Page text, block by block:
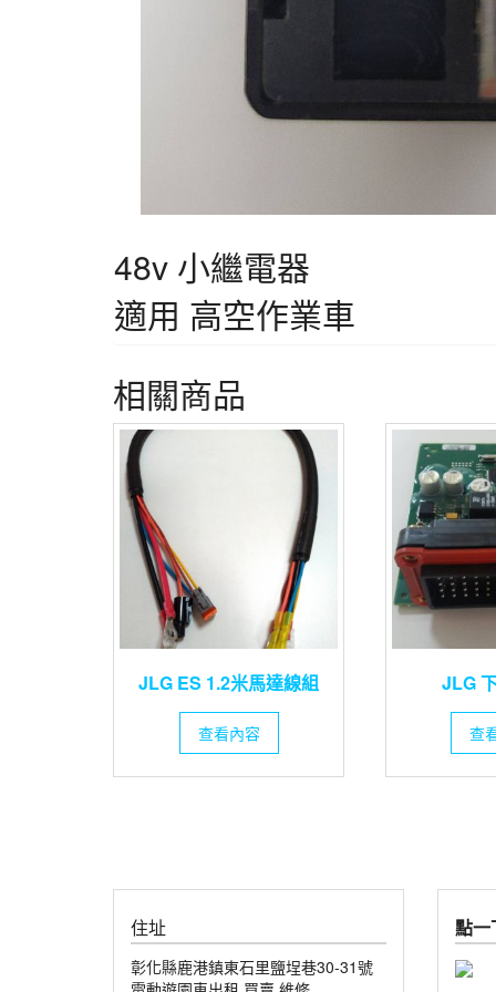
48v 小繼電器
適用 高空作業車
相關商品
JLG ES 1.2米馬達線組
查看內容
JLG
查
住址
彰化縣鹿港鎮東石里鹽埕巷30-31號
點一